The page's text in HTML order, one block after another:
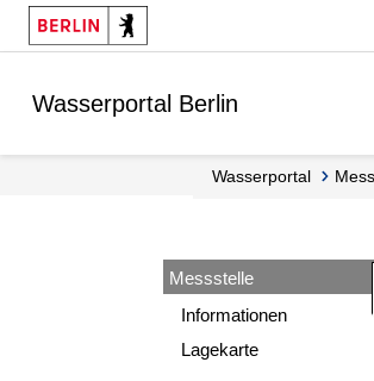
Springe zur Navigation
Springe zum Inhalt
Wasserportal Berlin
Wasserportal
Messstelle
Informationen
Lagekarte